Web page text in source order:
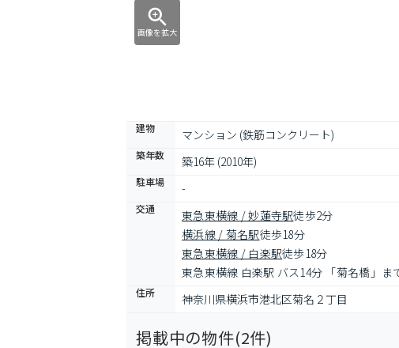
画像を拡大
建物 マンション (鉄筋コンクリート)
築年数 築16年 (2010年)
駐車場 -
交通 東急東横線 / 妙蓮寺駅徒歩2分
横浜線 / 菊名駅徒歩18分
東急東横線 / 白楽駅徒歩18分
東急東横線 白楽駅 バス14分 「菊名橋」ま
住所 神奈川県横浜市港北区菊名２丁目
掲載中の物件(2件)